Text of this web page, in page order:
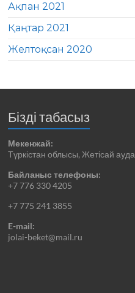
Ақпан 2021
Қаңтар 2021
Желтоқсан 2020
Бізді табасыз
Мекенжай:
Түркістан облысы, Жетісай
Байланыс телефоны:
+7 776 330 4205
+7 775 241 3855
E-mail:
jolai-beket@mail.ru